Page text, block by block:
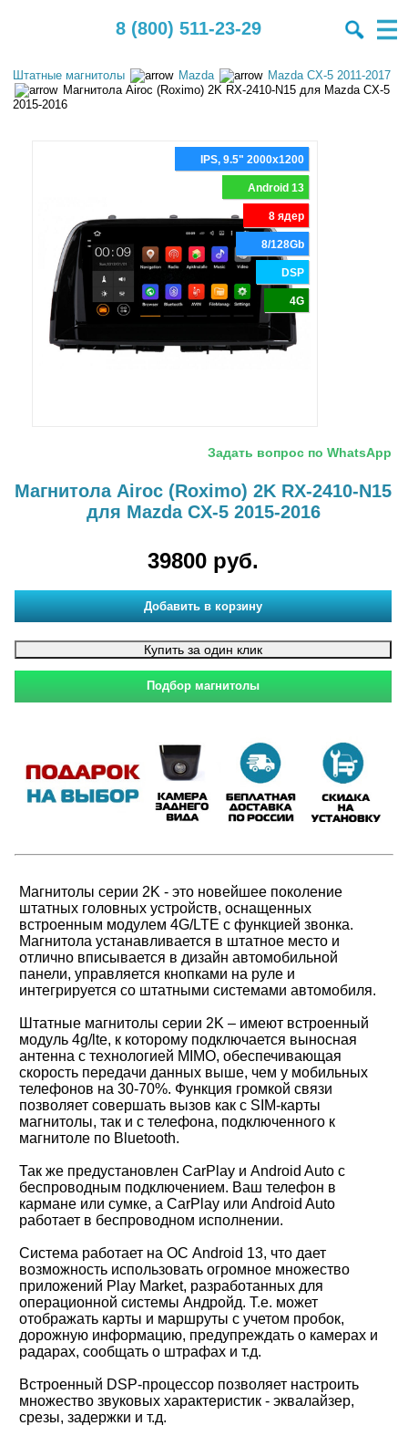
8 (800) 511-23-29
Штатные магнитолы Mazda
Mazda CX-5 2011-2017
Магнитола Airoc (Roximo) 2K RX-2410-N15 для Mazda CX-5
2015-2016
IPS, 9.5" 2000x1200
Android 13
8 ядер
8/128Gb
DSP
4G
Задать вопрос по WhatsApp
Магнитола Airoc (Roximo) 2K RX-2410-N15
для Mazda CX-5 2015-2016
39800 руб.
Магнитолы серии 2K - это новейшее поколение
штатных головных устройств, оснащенных
встроенным модулем 4G/LTE с функцией звонка.
Магнитола устанавливается в штатное место и
отлично вписывается в дизайн автомобильной
панели, управляется кнопками на руле и
интегрируется со штатными системами автомобиля.
Штатные магнитолы серии 2K – имеют встроенный
модуль 4g/lte, к которому подключается выносная
антенна с технологией MIMO, обеспечивающая
скорость передачи данных выше, чем у мобильных
телефонов на 30-70%. Функция громкой связи
позволяет совершать вызов как с SIM-карты
магнитолы, так и с телефона, подключенного к
магнитоле по Bluetooth.
Так же предустановлен CarPlay и Android Auto с
беспроводным подключением. Ваш телефон в
кармане или сумке, а CarPlay или Android Auto
работает в беспроводном исполнении.
Система работает на ОС Android 13, что дает
возможность использовать огромное множество
приложений Play Market, разработанных для
операционной системы Андройд. Т.е. может
отображать карты и маршруты с учетом пробок,
дорожную информацию, предупреждать о камерах и
радарах, сообщать о штрафах и т.д.
Встроенный DSP-процессор позволяет настроить
множество звуковых характеристик - эквалайзер,
срезы, задержки и т.д.